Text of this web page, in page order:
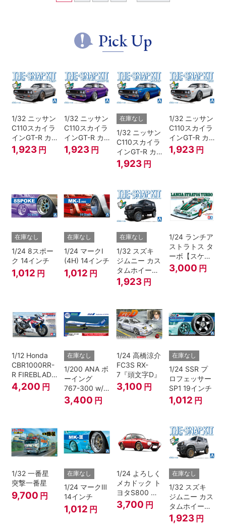
Pick Up
1/32 ニッサン
C110スカイラ
インGT-R カ
スタム(シルバ
ー)
1,923 円
1/32 ニッサン
C110スカイラ
インGT-R カ
スタム(メタリ
ックパープル)
1,923 円
在庫なし
1/32 ニッサン
C110スカイラ
インGT-R カ
スタム(メタリ
ックブルー)
1,923 円
1/32 ニッサン
C110スカイラ
インGT-R カ
スタム(ホワイ
ト)
1,923 円
在庫なし
1/24 8スポー
ク 14インチ
1,012 円
在庫なし
1/24 マークI
(4H) 14インチ
1,012 円
在庫なし
1/32 スズキ
ジムニー カス
タムホイール
(ブルーイッシ
ュブラックパ
1,923 円
1/24 ランチア
ストラトス タ
ーボ【スケー
ルモデル限
定】
3,000 円
1/12 Honda
CBR1000RR-
R FIREBLADE
SP 30th
Anniversary
4,200 円
在庫なし
1/200 ANA ボ
ーイング
767-300 w/
ウイングレッ
ト “B767就航
3,400 円
1/24 高橋涼介
FC3S RX-
7『頭文字D』
3,100 円
在庫なし
1/24 SSR プ
ロフェッサー
SP1 19インチ
1,012 円
1/32 一番星
突撃一番星
9,700 円
在庫なし
1/24 マークⅢ
14インチ
1,012 円
1/24 よろしく
メカドック ト
ヨタS800 女
暴小町仕様
40周年記念パ
3,700 円
在庫なし
1/32 スズキ
ジムニー カス
タムホイール
(シルキーシル
バーメタリッ
1,923 円